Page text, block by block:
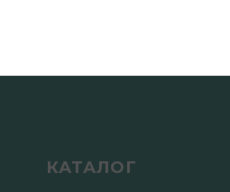
КАТАЛОГ